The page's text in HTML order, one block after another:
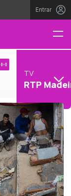
Entrar
TV
RTP